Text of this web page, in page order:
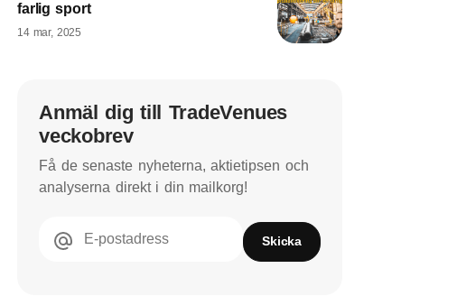
farlig sport
14 mar, 2025
Anmäl dig till TradeVenues
veckobrev
Få de senaste nyheterna, aktietipsen och
analyserna direkt i din mailkorg!
E-postadress Skicka